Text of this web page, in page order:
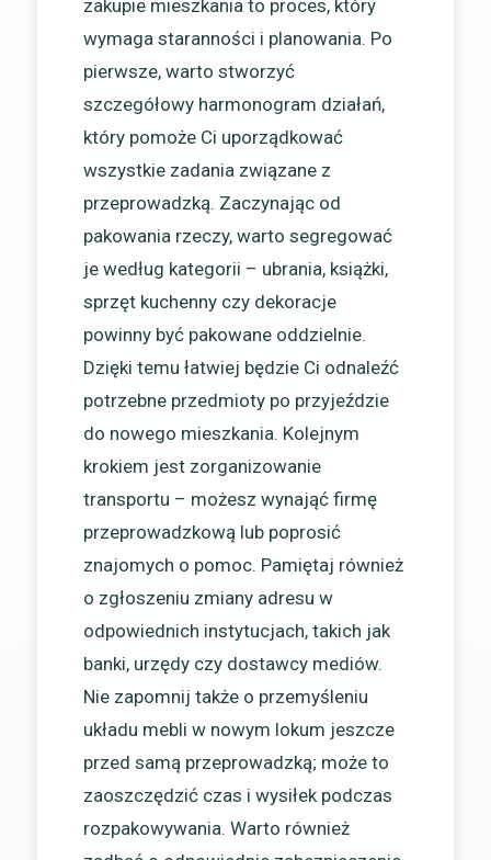
zakupie mieszkania to proces, który
wymaga staranności i planowania. Po
pierwsze, warto stworzyć
szczegółowy harmonogram działań,
który pomoże Ci uporządkować
wszystkie zadania związane z
przeprowadzką. Zaczynając od
pakowania rzeczy, warto segregować
je według kategorii – ubrania, książki,
sprzęt kuchenny czy dekoracje
powinny być pakowane oddzielnie.
Dzięki temu łatwiej będzie Ci odnaleźć
potrzebne przedmioty po przyjeździe
do nowego mieszkania. Kolejnym
krokiem jest zorganizowanie
transportu – możesz wynająć firmę
przeprowadzkową lub poprosić
znajomych o pomoc. Pamiętaj również
o zgłoszeniu zmiany adresu w
odpowiednich instytucjach, takich jak
banki, urzędy czy dostawcy mediów.
Nie zapomnij także o przemyśleniu
układu mebli w nowym lokum jeszcze
przed samą przeprowadzką; może to
zaoszczędzić czas i wysiłek podczas
rozpakowywania. Warto również